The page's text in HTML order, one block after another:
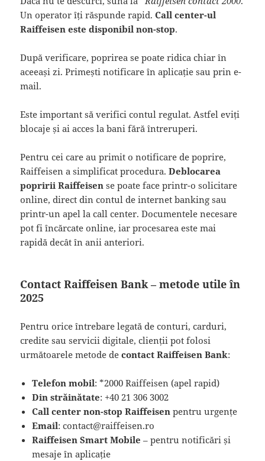
Un operator îți răspunde rapid.Call center-ul
Raiffeisen este disponibil non-stop.
După verificare, poprirea se poate ridica chiar în
aceeași zi. Primești notificare în aplicație sau prin e-
mail.
Este important să verifici contul regulat. Astfel eviți
blocaje și ai acces la bani fără întreruperi.
Pentru cei care au primit o notificare de poprire,
Raiffeisen a simplificat procedura.Deblocarea
popririi Raiffeisen se poate face printr-o solicitare
online, direct din contul de internet banking sau
printr-un apel la call center. Documentele necesare
pot fi încărcate online, iar procesarea este mai
rapidă decât în anii anteriori.
Contact Raiffeisen Bank – metode utile în
2025
Pentru orice întrebare legată de conturi, carduri,
credite sau servicii digitale, clienții pot folosi
următoarele metode decontact Raiffeisen Bank:
Telefon mobil: *2000 Raiffeisen (apel rapid)
Din străinătate: +40 21 306 3002
Call center non-stop Raiffeisen pentru urgențe
Email: contact@raiffeisen.ro
Raiffeisen Smart Mobile – pentru notificări și
mesaje în aplicație